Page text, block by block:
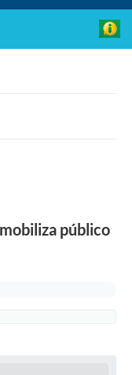
público